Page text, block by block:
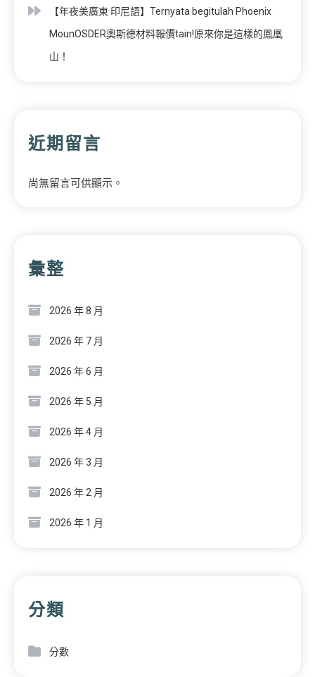
【年夜美廣東·印尼語】Ternyata begitulah Phoenix
MounOSDER奧斯德材料報價tain!原來你是這樣的鳳凰
山！
近期留言
尚無留言可供顯示。
彙整
2026 年 8 月
2026 年 7 月
2026 年 6 月
2026 年 5 月
2026 年 4 月
2026 年 3 月
2026 年 2 月
2026 年 1 月
分類
分數